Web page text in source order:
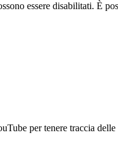
essere disabilitati. È
per tenere traccia